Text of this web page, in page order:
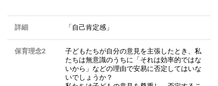
詳細 「自己肯定感」
保育理念2
子どもたちが自分の意見を主張したとき、私
たちは無意識のうちに「それは効率的ではな
いから」などの理由で安易に否定してはいな
いでしょうか？